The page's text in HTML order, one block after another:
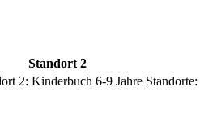
Standort 2
2: Kinderbuch 6-9 Jahre Standorte: